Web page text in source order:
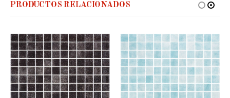
PRODUCTOS RELACIONADOS